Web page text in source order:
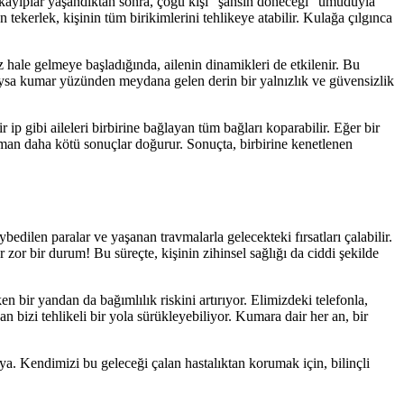
tekerlek, kişinin tüm birikimlerini tehlikeye atabilir. Kulağa çılgınca
gelmeye başladığında, ailenin dinamikleri de etkilenir. Bu
kumar yüzünden meydana gelen derin bir yalnızlık ve güvensizlik
ip gibi aileleri birbirine bağlayan tüm bağları koparabilir. Eğer bir
daha kötü sonuçlar doğurur. Sonuçta, birbirine kenetlenen
paralar ve yaşanan travmalarla gelecekteki fırsatları çalabilir.
bir durum! Bu süreçte, kişinin zihinsel sağlığı da ciddi şekilde
bir yandan da bağımlılık riskini artırıyor. Elimizdeki telefonla,
bizi tehlikeli bir yola sürükleyebiliyor. Kumara dair her an, bir
Kendimizi bu geleceği çalan hastalıktan korumak için, bilinçli